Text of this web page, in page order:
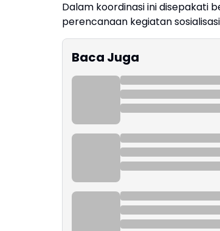
Dalam koordinasi ini disepakati
perencanaan kegiatan
Baca Juga